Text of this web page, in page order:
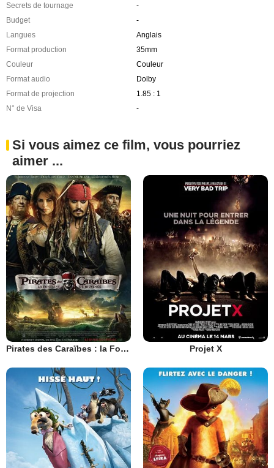
Secrets de tournage
-
Budget
-
Langues
Anglais
Format production
35mm
Couleur
Couleur
Format audio
Dolby
Format de projection
1.85 : 1
N° de Visa
-
Si vous aimez ce film, vous pourriez
aimer ...
Pirates des Caraïbes : la Fontaine de Jouvence Projet X